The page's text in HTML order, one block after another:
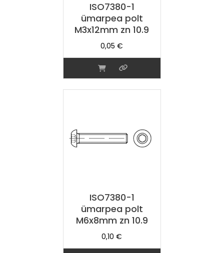
ISO7380-1
ümarpea polt
M3x12mm zn 10.9
0,05€
ISO7380-1
ümarpea polt
M6x8mm zn 10.9
0,10€